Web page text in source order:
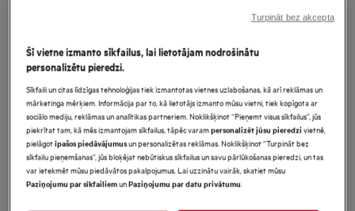
FITS-ALLII
Komplekts kājiņu pagarināšanai
Šī vietne izmanto sīkfailus, lai lietotājam nodrošinātu
personalizētu pieredzi.
Sīkfaili un citas līdzīgas tehnoloģijas tiek izmantotas vietnes uzlabošanas, kā arī reklāmas un
mārketinga mērķiem. Informācija par to, kā lietotājs izmanto mūsu vietni, tiek kopīgota ar
sociālo mediju, reklāmas un analītikas partneriem. Noklikšķinot “Pieņemt visus sīkfailus”, jūs
piekrītat tam, kā mēs izmantojam sīkfailus, tāpēc varampersonalizēt jūsu pieredzivietnē,
pielāgotīpašos piedāvājumusun personalizētas reklāmas. Noklikšķinot “Turpināt bez
sīkfailu pieņemšanas”, jūs bloķējat nebūtiskus sīkfailus un savu pārlūkošanas pieredzi, un tas
var ietekmēt mūsu piedāvātos pakalpojumus. Lai uzzinātu vairāk, skatiet mūsu
Paziņojumu par sīkfailiemunPaziņojumu par datu privātumu.
Turpināt bez akcepta